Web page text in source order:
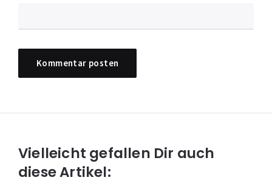
Vielleicht gefallen Dir auch
diese Artikel: